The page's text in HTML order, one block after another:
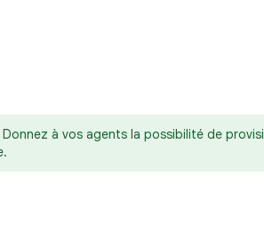
à vos agents la possibilité de